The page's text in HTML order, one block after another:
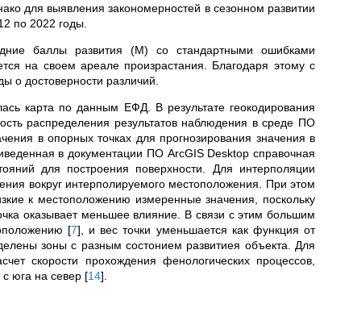
для выявления закономерностей в сезонном развитии
по 2022 годы.
баллы развития (М) со стандартными ошибками
на своем ареале произрастания. Благодаря этому с
о достоверности различий.
карта по данным ЕФД. В результате геокодирования
распределения результатов наблюдения в среде ПО
в опорных точках для прогнозирования значения в
в документации ПО ArcGIS Desktop справочная
для построения поверхности. Для интерполяции
вокруг интерполируемого местоположения. При этом
к местоположению измеренные значения, поскольку
оказывает меньшее влияние. В связи с этим большим
[7] , и вес точки уменьшается как функция от
зоны с разным состонием развитиея объекта. Для
скорости прохождения фенологических процессов,
юга на север [14]